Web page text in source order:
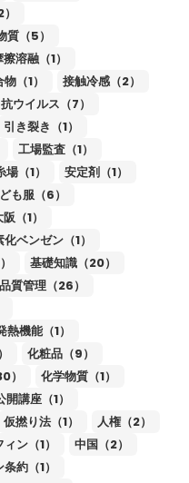
質（5）
擦溶融（1）
（1）
接触冷感（2）
抗ウイルス（7）
引き裂き（1）
工場監査（1）
（1）
安定剤（1）
も服（6）
（1）
ベンゼン（1）
基礎知識（20）
品質管理（26）
熱機能（1）
化粧品（9）
）
化学物質（1）
開講座（1）
仮撚り法（1）
人権（2）
ン（1）
中国（2）
約（1）